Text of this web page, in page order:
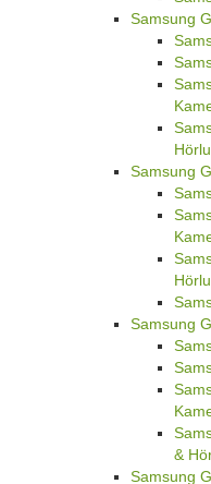
Samsung
Samsung
Samsung
&
Samsung